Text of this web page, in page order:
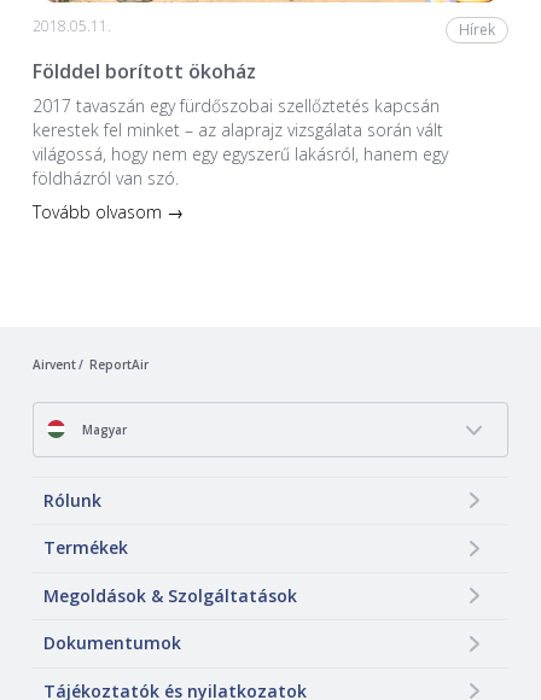
2018.05.11. Hírek
Földdel borított ökoház
2017 tavaszán egy fürdőszobai szellőztetés kapcsán
kerestek fel minket – az alaprajz vizsgálata során vált
világossá, hogy nem egy egyszerű lakásról, hanem egy
földházról van szó.
Tovább olvasom →
Airvent ReportAir
Magyar
Rólunk
Termékek
Megoldások & Szolgáltatások
Dokumentumok
Tájékoztatók és nyilatkozatok